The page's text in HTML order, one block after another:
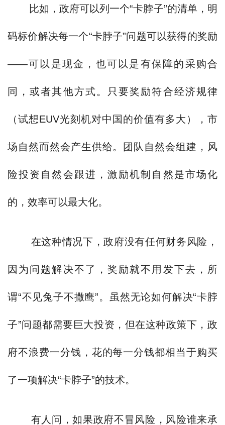
比如，政府可以列一个“卡脖子”的清单，明
码标价解决每一个“卡脖子”问题可以获得的奖励
——可以是现金，也可以是有保障的采购合
同，或者其他方式。只要奖励符合经济规律
（试想EUV光刻机对中国的价值有多大），市
场自然而然会产生供给。团队自然会组建，风
险投资自然会跟进，激励机制自然是市场化
的，效率可以最大化。
在这种情况下，政府没有任何财务风险，
因为问题解决不了，奖励就不用发下去，所
谓“不见兔子不撒鹰”。虽然无论如何解决“卡脖
子”问题都需要巨大投资，但在这种政策下，政
府不浪费一分钱，花的每一分钱都相当于购买
了一项解决“卡脖子”的技术。
有人问，如果政府不冒风险，风险谁来承